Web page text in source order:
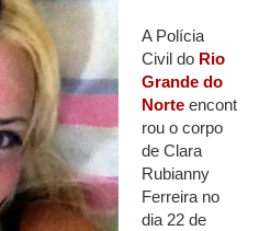
A Polícia
Civil do Rio
Grande do
Norte encont
rou o corpo
de Clara
Rubianny
Ferreira no
dia 22 de